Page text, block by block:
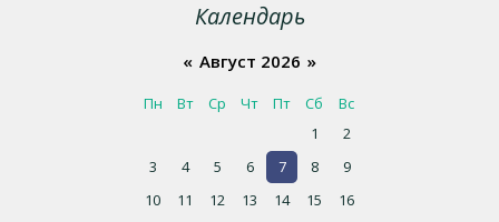
Календарь
« Август 2026 »
Пн Вт Ср Чт Пт Сб
Вс
1
2
3
4 5 6 7 8
9
10
11 12 13 14 15
16